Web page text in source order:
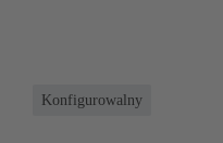
Konfigurowalny